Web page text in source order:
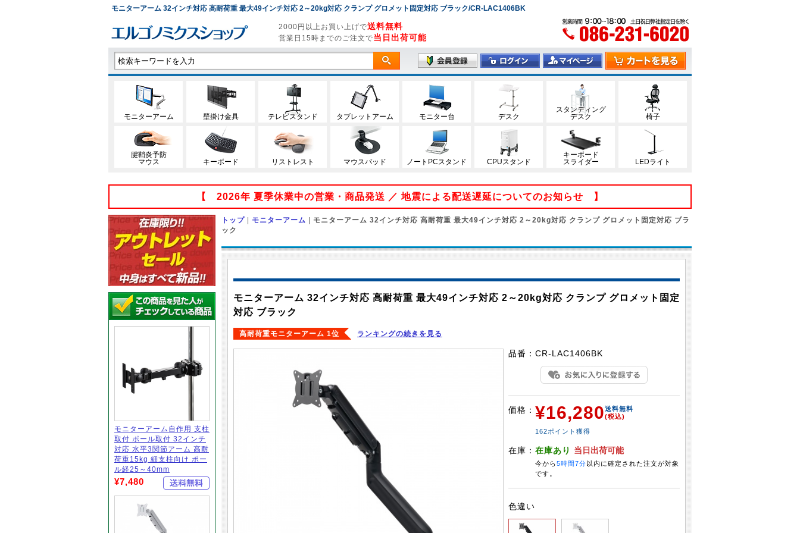
モニターアーム 32インチ対応 高耐荷重 最大49インチ対応 2～20kg対応 クランプ グロメット固定対応 ブラック/CR-LAC1406BK
2000円以上お買い上げで送料無料
営業日15時までのご注文で当日出荷可能
モニターアーム 壁掛け金具 テレビスタンド タブレットアーム モニター台 デスク
スタンディング
デスク
椅子
腱鞘炎予防
マウス
キーボード リストレスト マウスパッド ノートPCスタンド CPUスタンド
キーボード
スライダー
LEDライト
【 2026年 夏季休業中の営業・商品発送 ／ 地震による配送遅延についてのお知らせ 】
モニターアーム自作用 支柱
取付 ポール取付 32インチ
対応 水平3関節アーム 高耐
荷重15kg 細支柱向け ポー
ル経25～40mm
¥7,480
トップ | モニターアーム | モニターアーム 32インチ対応 高耐荷重 最大49インチ対応 2～20kg対応 クランプ グロメット固定対応 ブラ
ック
モニターアーム 32インチ対応 高耐荷重 最大49インチ対応 2～20kg対応 クランプ グロメット固定
対応 ブラック
高耐荷重モニターアーム 1位 ランキングの続きを見る
品番： CR-LAC1406BK
価格： ¥16,280送料無料
(税込)
162ポイント獲得
在庫： 在庫あり 当日出荷可能
今から5時間7分以内に確定された注文が対象
です。
色違い